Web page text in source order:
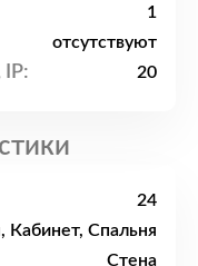
1
отсутствуют
20
24
Кабинет, Спальня
Стена